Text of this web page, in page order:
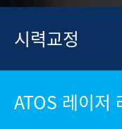
시력교정
ATOS 레이저